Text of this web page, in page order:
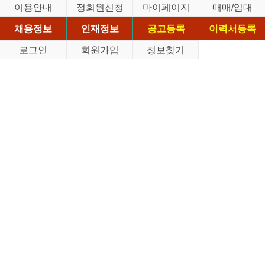
이용안내 정회원신청 마이페이지
매매/임대
채용정보
인재정보 공고등록
이력서등록
로그인
회원가입 정보찾기